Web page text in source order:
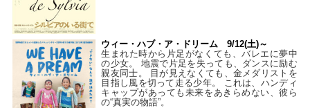
ウィー・ハブ・ア・ドリーム 9/12(土)～
生まれた時から片足がなくても、バレエに夢中
の少女。 地震で片足を失っても、ダンスに励む
親友同士。 目が見えなくても、金メダリストを
目指し風を切って走る少年。 これは、ハンディ
キャップがあっても未来をあきらめない、彼ら
の“真実の物語”。